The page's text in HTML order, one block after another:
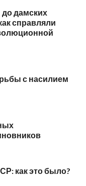
до дамских
справляли
с насилием
как это было?